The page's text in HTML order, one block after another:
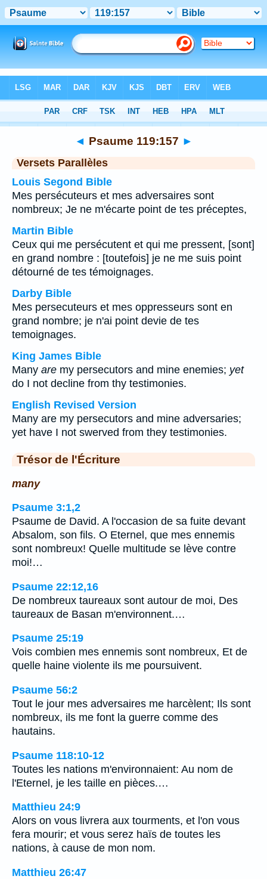
Chapitre 119 > Verset 157
◄ Psaume 119:157 ►
Versets Parallèles
Louis Segond Bible
Mes persécuteurs et mes adversaires sont
nombreux; Je ne m'écarte point de tes préceptes,
Martin Bible
Ceux qui me persécutent et qui me pressent, [sont]
en grand nombre : [toutefois] je ne me suis point
détourné de tes témoignages.
Darby Bible
Mes persecuteurs et mes oppresseurs sont en
grand nombre; je n'ai point devie de tes
temoignages.
King James Bible
Many are my persecutors and mine enemies; yet
do I not decline from thy testimonies.
English Revised Version
Many are my persecutors and mine adversaries;
yet have I not swerved from they testimonies.
Trésor de l'Écriture
many
Psaume 3:1,2
Psaume de David. A l'occasion de sa fuite devant
Absalom, son fils. O Eternel, que mes ennemis
sont nombreux! Quelle multitude se lève contre
moi!…
Psaume 22:12,16
De nombreux taureaux sont autour de moi, Des
taureaux de Basan m'environnent.…
Psaume 25:19
Vois combien mes ennemis sont nombreux, Et de
quelle haine violente ils me poursuivent.
Psaume 56:2
Tout le jour mes adversaires me harcèlent; Ils sont
nombreux, ils me font la guerre comme des
hautains.
Psaume 118:10-12
Toutes les nations m'environnaient: Au nom de
l'Eternel, je les taille en pièces.…
Matthieu 24:9
Alors on vous livrera aux tourments, et l'on vous
fera mourir; et vous serez haïs de toutes les
nations, à cause de mon nom.
Matthieu 26:47